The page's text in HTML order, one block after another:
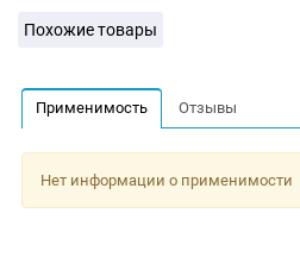
Похожие товары
Применимость Отзывы
Нет информации о применимости